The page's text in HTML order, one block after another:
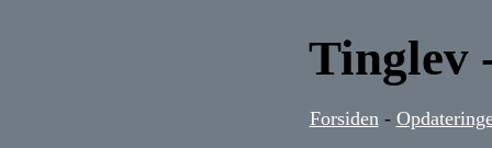
Tinglev
Forsiden -